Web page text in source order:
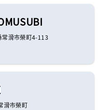
滑市榮町4-113
滑市榮町